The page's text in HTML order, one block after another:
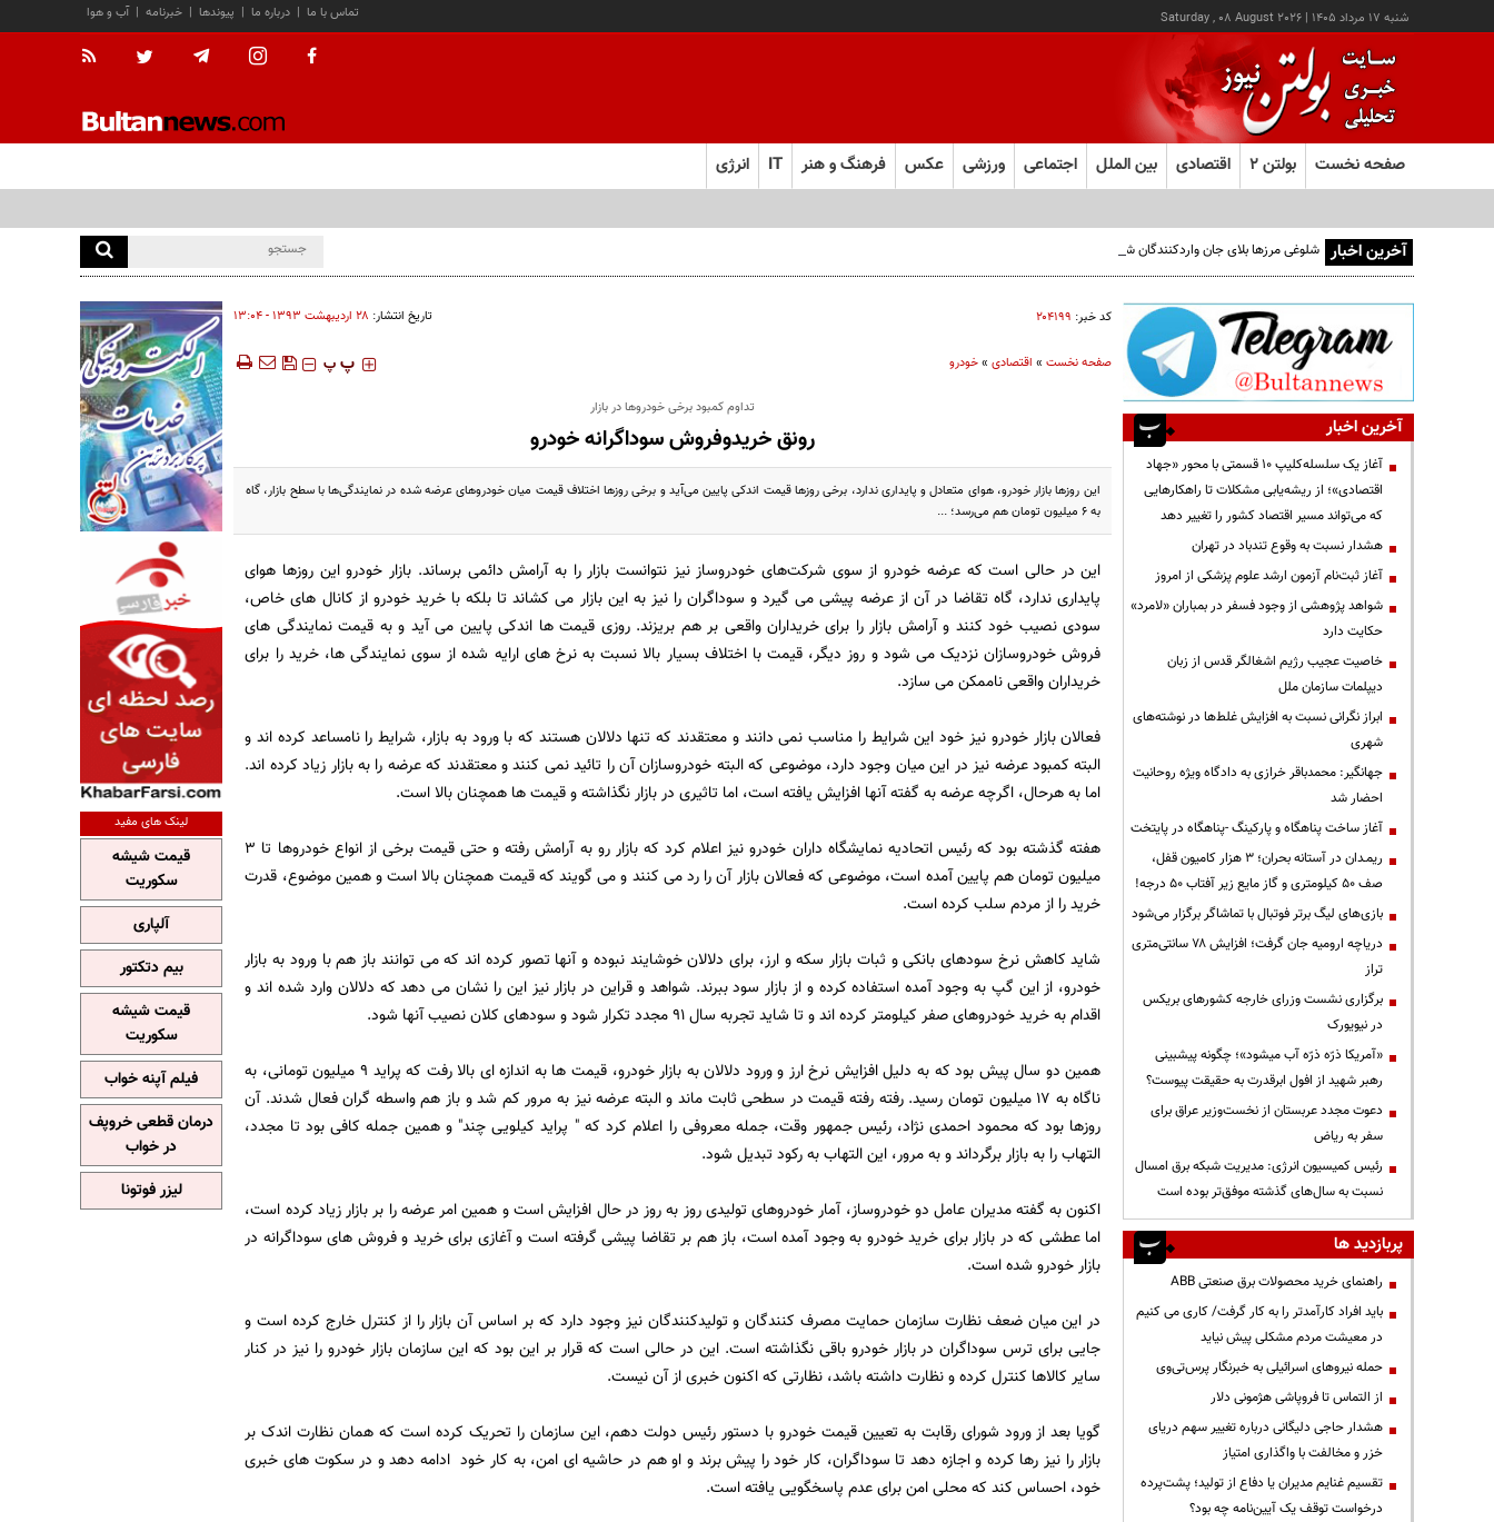
شنبه ۱۷ مرداد ۱۴۰۵ |
Saturday , 08 August 2026 آب و هوا | خبرنامه | پیوندها | درباره ما | تماس با ما
صفحه نخست بولتن ۲ اقتصادی بین الملل اجتماعی ورزشی عکس فرهنگ و هنر IT انرژی
آخرین اخبار شلوغی مرزها بلای جان واردکنندگان شده است
کد خبر: ۲۰۴۱۹۹ تاریخ انتشار: ۲۸ ارديبهشت ۱۳۹۳ - ۱۳:۰۴
صفحه نخست» اقتصادی»خودرو ‍‍‍ پ پ
تداوم کمبود برخی خودروها در بازار
رونق خریدوفروش سوداگرانه خودرو
این روزها بازار خودرو، هوای متعادل و پایداری ندارد، برخی روزها قیمت اندکی پایین می‌آید و برخی روزها اختلاف قیمت میان خودروهای عرضه شده در نمایندگی‌ها با سطح بازار، گاه
به 6 میلیون تومان هم می‌رسد؛ ...
این در حالی است که عرضه خودرو از سوی شرکت‌های خودروساز نیز نتوانست بازار را به آرامش دائمی برساند. بازار خودرو این روزها هوای
پایداری ندارد، گاه تقاضا در آن از عرضه پیشی می گیرد و سوداگران را نیز به این بازار می کشاند تا بلکه با خرید خودرو از کانال های خاص،
سودی نصیب خود کنند و آرامش بازار را برای خریداران واقعی بر هم بریزند. روزی قیمت ها اندکی پایین می آید و به قیمت نمایندگی های
فروش خودروسازان نزدیک می شود و روز دیگر، قیمت با اختلاف بسیار بالا نسبت به نرخ های ارایه شده از سوی نمایندگی ها، خرید را برای
خریداران واقعی ناممکن می سازد.
فعالان بازار خودرو نیز خود این شرایط را مناسب نمی دانند و معتقدند که تنها دلالان هستند که با ورود به بازار، شرایط را نامساعد کرده اند و
البته کمبود عرضه نیز در این میان وجود دارد، موضوعی که البته خودروسازان آن را تائید نمی کنند و معتقدند که عرضه را به بازار زیاد کرده اند.
اما به هرحال، اگرچه عرضه به گفته آنها افزایش یافته است، اما تاثیری در بازار نگذاشته و قیمت ها همچنان بالا است.
هفته گذشته بود که رئیس اتحادیه نمایشگاه داران خودرو نیز اعلام کرد که بازار رو به آرامش رفته و حتی قیمت برخی از انواع خودروها تا 3
میلیون تومان هم پایین آمده است، موضوعی که فعالان بازار آن را رد می کنند و می گویند که قیمت همچنان بالا است و همین موضوع، قدرت
خرید را از مردم سلب کرده است.
شاید کاهش نرخ سودهای بانکی و ثبات بازار سکه و ارز، برای دلالان خوشایند نبوده و آنها تصور کرده اند که می توانند باز هم با ورود به بازار
خودرو، از این گپ به وجود آمده استفاده کرده و از بازار سود ببرند. شواهد و قراین در بازار نیز این را نشان می دهد که دلالان وارد شده اند و
اقدام به خرید خودروهای صفر کیلومتر کرده اند و تا شاید تجربه سال 91 مجدد تکرار شود و سودهای کلان نصیب آنها شود.
همین دو سال پیش بود که به دلیل افزایش نرخ ارز و ورود دلالان به بازار خودرو، قیمت ها به اندازه ای بالا رفت که پراید 9 میلیون تومانی، به
ناگاه به 17 میلیون تومان رسید. رفته رفته قیمت در سطحی ثابت ماند و البته عرضه نیز به مرور کم شد و باز هم واسطه گران فعال شدند. آن
روزها بود که محمود احمدی نژاد، رئیس جمهور وقت، جمله معروفی را اعلام کرد که " پراید کیلویی چند" و همین جمله کافی بود تا مجدد،
التهاب را به بازار برگرداند و به مرور، این التهاب به رکود تبدیل شود.
اکنون به گفته مدیران عامل دو خودروساز، آمار خودروهای تولیدی روز به روز در حال افزایش است و همین امر عرضه را بر بازار زیاد کرده است،
اما عطشی که در بازار برای خرید خودرو به وجود آمده است، باز هم بر تقاضا پیشی گرفته است و آغازی برای خرید و فروش های سوداگرانه در
بازار خودرو شده است.
در این میان ضعف نظارت سازمان حمایت مصرف کنندگان و تولیدکنندگان نیز وجود دارد که بر اساس آن بازار را از کنترل خارج کرده است و
جایی برای ترس سوداگران در بازار خودرو باقی نگذاشته است. این در حالی است که قرار بر این بود که این سازمان بازار خودرو را نیز در کنار
سایر کالاها کنترل کرده و نظارت داشته باشد، نظارتی که اکنون خبری از آن نیست.
گویا بعد از ورود شورای رقابت به تعیین قیمت خودرو با دستور رئیس دولت دهم، این سازمان را تحریک کرده است که همان نظارت اندک بر
بازار را نیز رها کرده و اجازه دهد تا سوداگران، کار خود را پیش برند و او هم در حاشیه ای امن، به کار خود ادامه دهد و در سکوت های خبری
خود، احساس کند که محلی امن برای عدم پاسخگویی یافته است.
آخرین اخبار
آغاز یک سلسله‌کلیپ ۱۰ قسمتی با محور «جهاد
اقتصادی»؛ از ریشه‌یابی مشکلات تا راهکارهایی
که می‌تواند مسیر اقتصاد کشور را تغییر دهد
هشدار نسبت به وقوع تندباد در تهران
آغاز ثبت‌نام آزمون ارشد علوم پزشکی از امروز
شواهد پژوهشی از وجود فسفر در بمباران «لامرد»
حکایت دارد
خاصیت عجیب رژیم اشغالگر قدس از زبان
دیپلمات سازمان ملل
ابراز نگرانی نسبت به افزایش غلط‌ها در نوشته‌های
شهری
جهانگیر: محمدباقر خرازی به دادگاه ویژه روحانیت
احضار شد
آغاز ساخت پناهگاه و پارکینگ -پناهگاه در پایتخت
ریمـدان در آستانه بحران؛ ۳ هزار کامیون قفل،
صف ۵۰ کیلومتری و گاز مایع زیر آفتاب ۵۰ درجه!
بازی‌های لیگ برتر فوتبال با تماشاگر برگزار می‌شود
دریاچه ارومیه جان گرفت؛ افزایش ۷۸ سانتی‌متری
تراز
برگزاری نشست وزرای خارجه کشورهای بریکس
در نیویورک
«آمریکا ذرّه ذرّه آب میشود»؛ چگونه پیشبینی
رهبر شهید از افول ابرقدرت به حقیقت پیوست؟
دعوت مجدد عربستان از نخست‌وزیر عراق برای
سفر به ریاض
رئیس کمیسیون انرژی: مدیریت شبکه برق امسال
نسبت به سال‌های گذشته موفق‌تر بوده است
پربازدید ها
راهنمای خرید محصولات برق صنعتی ABB
باید افراد کارآمدتر را به کار گرفت/ کاری می کنیم
در معیشت مردم مشکلی پیش نیاید
حمله نیروهای اسرائیلی به خبرنگار پرس‌تی‌وی
از التماس تا فروپاشی هژمونی دلار
هشدار حاجی دلیگانی درباره تغییر سهم دریای
خزر و مخالفت با واگذاری امتیاز
تقسیم غنایم مدیران یا دفاع از تولید؛ پشت‌پرده
درخواست توقف یک آیین‌نامه چه بود؟
لینک های مفید
قیمت شیشه
سکوریت
آلپاری
بیم دتکتور
قیمت شیشه
سکوریت
فیلم آپنه خواب
درمان قطعی خروپف
در خواب
لیزر فوتونا